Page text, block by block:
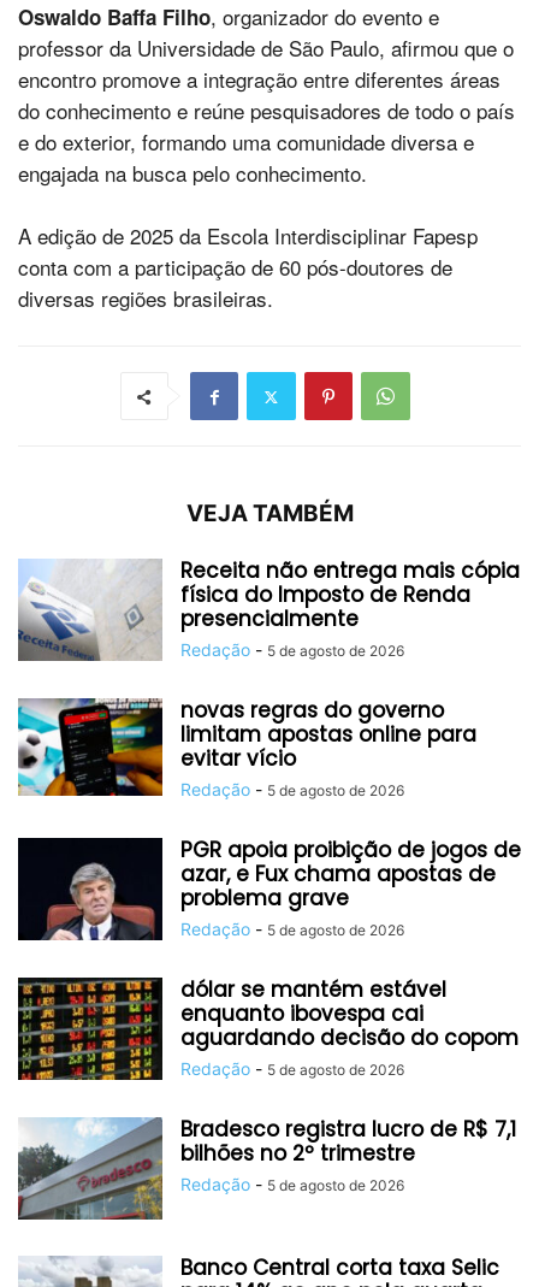
Oswaldo Baffa Filho, organizador do evento e
professor da Universidade de São Paulo, afirmou que o
encontro promove a integração entre diferentes áreas
do conhecimento e reúne pesquisadores de todo o país
e do exterior, formando uma comunidade diversa e
engajada na busca pelo conhecimento.
A edição de 2025 da Escola Interdisciplinar Fapesp
conta com a participação de 60 pós-doutores de
diversas regiões brasileiras.
VEJA TAMBÉM
Receita não entrega mais cópia
física do Imposto de Renda
presencialmente
Redação - 5 de agosto de 2026
novas regras do governo
limitam apostas online para
evitar vício
Redação - 5 de agosto de 2026
PGR apoia proibição de jogos de
azar, e Fux chama apostas de
problema grave
Redação - 5 de agosto de 2026
dólar se mantém estável
enquanto ibovespa cai
aguardando decisão do copom
Redação - 5 de agosto de 2026
Bradesco registra lucro de R$ 7,1
bilhões no 2º trimestre
Redação - 5 de agosto de 2026
Banco Central corta taxa Selic